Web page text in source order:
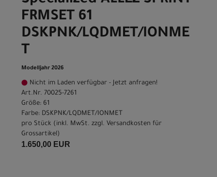
FRMSET 61
DSKPNK/LQDMET/IONME
T
Modelljahr 2026
Nicht im Laden verfügbar - Jetzt anfragen!
Art.Nr. 70025-7261
Größe: 61
Farbe: DSKPNK/LQDMET/IONMET
pro Stück (inkl. MwSt. zzgl. Versandkosten für
Grossartikel)
1.650,00 EUR